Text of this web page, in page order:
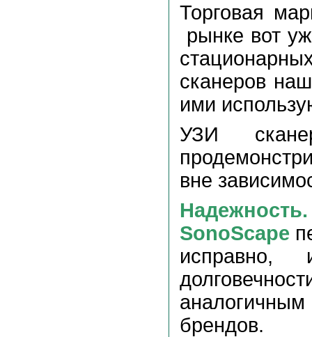
Торговая
рынке вот
сканеров
ими
УЗИ
вне
Надежность.
SonoScape
исправно,
брендов.